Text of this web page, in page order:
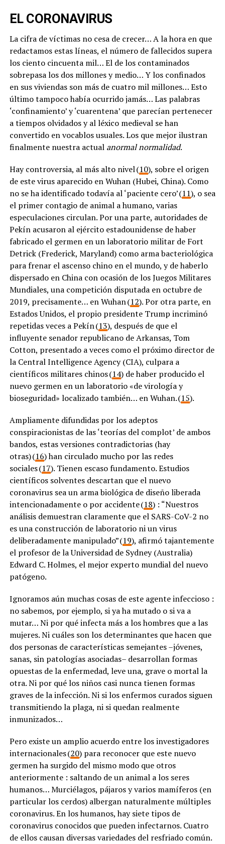
EL CORONAVIRUS
La cifra de víctimas no cesa de crecer… A la hora en que
redactamos estas líneas, el número de fallecidos supera
los ciento cincuenta mil… El de los contaminados
sobrepasa los dos millones y medio… Y los confinados
en sus viviendas son más de cuatro mil millones… Esto
último tampoco había ocurrido jamás… Las palabras
‘confinamiento’ y ‘cuarentena’ que parecían pertenecer
a tiempos olvidados y al léxico medieval se han
convertido en vocablos usuales. Los que mejor ilustran
finalmente nuestra actual anormal normalidad.
Hay controversia, al más alto nivel (10), sobre el origen
de este virus aparecido en Wuhan (Hubei, China). Como
no se ha identificado todavía al ‘paciente cero’ (11), o sea
el primer contagio de animal a humano, varias
especulaciones circulan. Por una parte, autoridades de
Pekín acusaron al ejército estadounidense de haber
fabricado el germen en un laboratorio militar de Fort
Detrick (Frederick, Maryland) como arma bacteriológica
para frenar el ascenso chino en el mundo, y de haberlo
dispersado en China con ocasión de los Juegos Militares
Mundiales, una competición disputada en octubre de
2019, precisamente… en Wuhan (12). Por otra parte, en
Estados Unidos, el propio presidente Trump incriminó
repetidas veces a Pekín (13), después de que el
influyente senador republicano de Arkansas, Tom
Cotton, presentado a veces como el próximo director de
la Central Intelligence Agency (CIA), culpara a
científicos militares chinos (14) de haber producido el
nuevo germen en un laboratorio «de virología y
bioseguridad» localizado también… en Wuhan. (15).
Ampliamente difundidas por los adeptos
conspiracionistas de las ‘teorías del complot’ de ambos
bandos, estas versiones contradictorias (hay
otras) (16) han circulado mucho por las redes
sociales (17). Tienen escaso fundamento. Estudios
científicos solventes descartan que el nuevo
coronavirus sea un arma biológica de diseño liberada
intencionadamente o por accidente (18) : “Nuestros
análisis demuestran claramente que el SARS-CoV-2 no
es una construcción de laboratorio ni un virus
deliberadamente manipulado” (19), afirmó tajantemente
el profesor de la Universidad de Sydney (Australia)
Edward C. Holmes, el mejor experto mundial del nuevo
patógeno.
Ignoramos aún muchas cosas de este agente infeccioso :
no sabemos, por ejemplo, si ya ha mutado o si va a
mutar… Ni por qué infecta más a los hombres que a las
mujeres. Ni cuáles son los determinantes que hacen que
dos personas de características semejantes –jóvenes,
sanas, sin patologías asociadas– desarrollan formas
opuestas de la enfermedad, leve una, grave o mortal la
otra. Ni por qué los niños casi nunca tienen formas
graves de la infección. Ni si los enfermos curados siguen
transmitiendo la plaga, ni si quedan realmente
inmunizados…
Pero existe un amplio acuerdo entre los investigadores
internacionales (20) para reconocer que este nuevo
germen ha surgido del mismo modo que otros
anteriormente : saltando de un animal a los seres
humanos… Murciélagos, pájaros y varios mamíferos (en
particular los cerdos) albergan naturalmente múltiples
coronavirus. En los humanos, hay siete tipos de
coronavirus conocidos que pueden infectarnos. Cuatro
de ellos causan diversas variedades del resfriado común.